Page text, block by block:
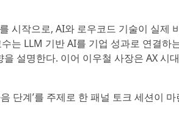
시작으로, AI와 로우코드 기술이 실제
는 LLM 기반 AI를 기업 성과로 연결하
설명한다. 이어 이우철 사장은 AX 시
단계’를 주제로 한 패널 토크 세션이